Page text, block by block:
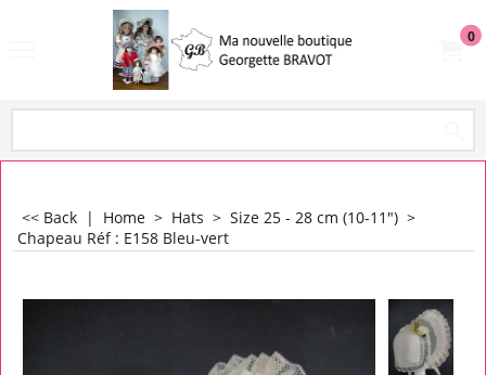
0
<< Back | Home > Hats > Size 25 - 28 cm (10-11") >
Chapeau Réf : E158 Bleu-vert